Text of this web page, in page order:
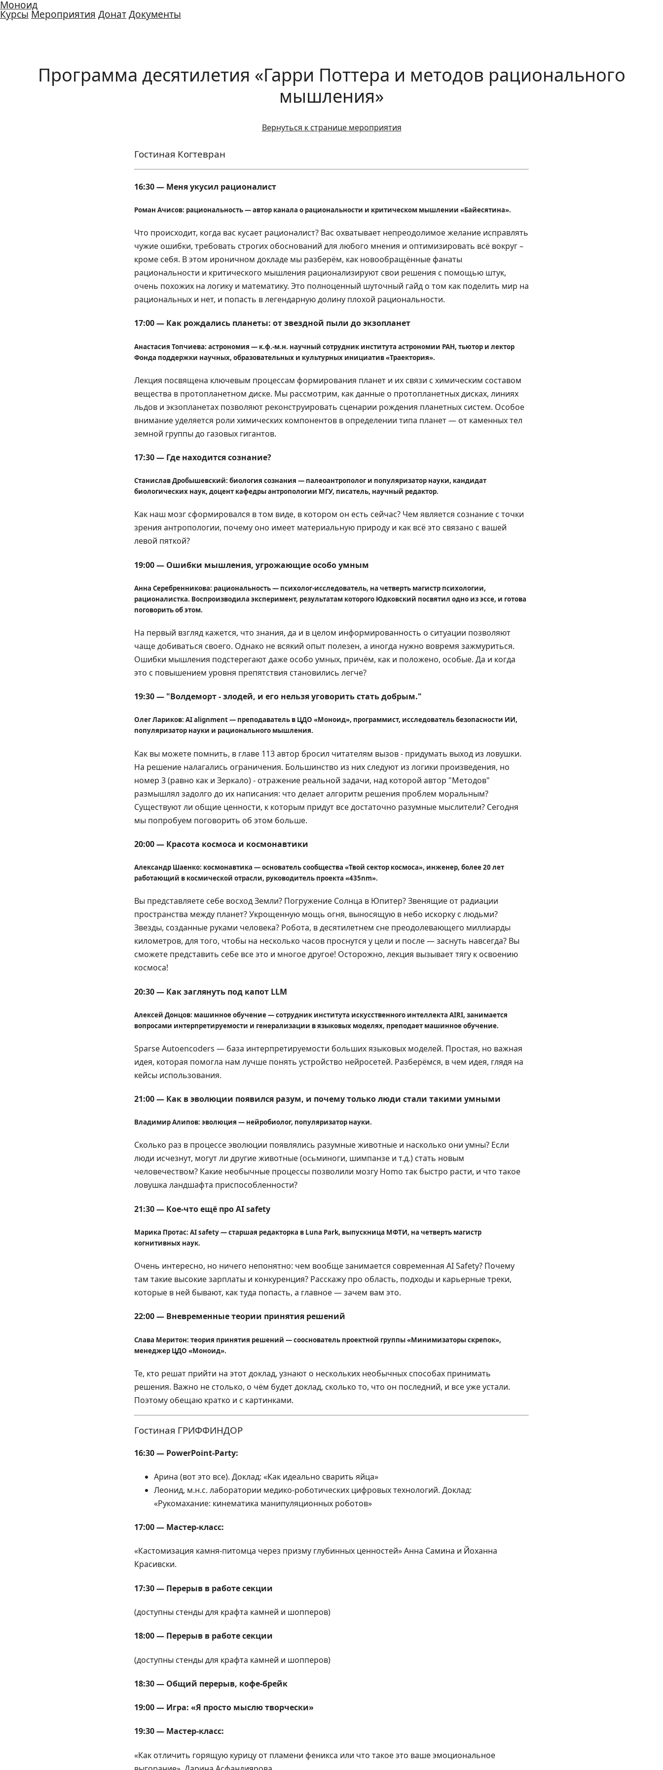
Моноид
Курсы Мероприятия ДонатДокументы
Программа десятилетия «Гарри Поттера и методов рационального
мышления»
Вернуться к странице мероприятия
Гостиная Когтевран
16:30 — Меня укусил рационалист
Роман Ачисов: рациональность — автор канала о рациональности и критическом мышлении «Байесятина».
Что происходит, когда вас кусает рационалист? Вас охватывает непреодолимое желание исправлять
чужие ошибки, требовать строгих обоснований для любого мнения и оптимизировать всё вокруг –
кроме себя. В этом ироничном докладе мы разберём, как новообращённые фанаты
рациональности и критического мышления рационализируют свои решения с помощью штук,
очень похожих на логику и математику. Это полноценный шуточный гайд о том как поделить мир на
рациональных и нет, и попасть в легендарную долину плохой рациональности.
17:00 — Как рождались планеты: от звездной пыли до экзопланет
Анастасия Топчиева: астрономия — к.ф.-м.н. научный сотрудник института астрономии РАН, тьютор и лектор
Фонда поддержки научных, образовательных и культурных инициатив «Траектория».
Лекция посвящена ключевым процессам формирования планет и их связи с химическим составом
вещества в протопланетном диске. Мы рассмотрим, как данные о протопланетных дисках, линиях
льдов и экзопланетах позволяют реконструировать сценарии рождения планетных систем. Особое
внимание уделяется роли химических компонентов в определении типа планет — от каменных тел
земной группы до газовых гигантов.
17:30 — Где находится сознание?
Станислав Дробышевский: биология сознания — палеоантрополог и популяризатор науки, кандидат
биологических наук, доцент кафедры антропологии МГУ, писатель, научный редактор.
Как наш мозг сформировался в том виде, в котором он есть сейчас? Чем является сознание с точки
зрения антропологии, почему оно имеет материальную природу и как всё это связано с вашей
левой пяткой?
19:00 — Ошибки мышления, угрожающие особо умным
Анна Серебренникова: рациональность — психолог-исследователь, на четверть магистр психологии,
рационалистка. Воспроизводила эксперимент, результатам которого Юдковский посвятил одно из эссе, и готова
поговорить об этом.
На первый взгляд кажется, что знания, да и в целом информированность о ситуации позволяют
чаще добиваться своего. Однако не всякий опыт полезен, а иногда нужно вовремя зажмуриться.
Ошибки мышления подстерегают даже особо умных, причём, как и положено, особые. Да и когда
это с повышением уровня препятствия становились легче?
19:30 — "Волдеморт - злодей, и его нельзя уговорить стать добрым."
Олег Лариков: AI alignment — преподаватель в ЦДО «Моноид», программист, исследователь безопасности ИИ,
популяризатор науки и рационального мышления.
Как вы можете помнить, в главе 113 автор бросил читателям вызов - придумать выход из ловушки.
На решение налагались ограничения. Большинство из них следуют из логики произведения, но
номер 3 (равно как и Зеркало) - отражение реальной задачи, над которой автор "Методов"
размышлял задолго до их написания: что делает алгоритм решения проблем моральным?
Существуют ли общие ценности, к которым придут все достаточно разумные мыслители? Сегодня
мы попробуем поговорить об этом больше.
20:00 — Красота космоса и космонавтики
Александр Шаенко: космонавтика — основатель сообщества «Твой сектор космоса», инженер, более 20 лет
работающий в космической отрасли, руководитель проекта «435nm».
Вы представляете себе восход Земли? Погружение Солнца в Юпитер? Звенящие от радиации
пространства между планет? Укрощенную мощь огня, выносящую в небо искорку с людьми?
Звезды, созданные руками человека? Робота, в десятилетнем сне преодолевающего миллиарды
километров, для того, чтобы на несколько часов проснутся у цели и после — заснуть навсегда? Вы
сможете представить себе все это и многое другое! Осторожно, лекция вызывает тягу к освоению
космоса!
20:30 — Как заглянуть под капот LLM
Алексей Донцов: машинное обучение — сотрудник института искусственного интеллекта AIRI, занимается
вопросами интерпретируемости и генерализации в языковых моделях, преподает машинное обучение.
Sparse Autoencoders — база интерпретируемости больших языковых моделей. Простая, но важная
идея, которая помогла нам лучше понять устройство нейросетей. Разберёмся, в чем идея, глядя на
кейсы использования.
21:00 — Как в эволюции появился разум, и почему только люди стали такими умными
Владимир Алипов: эволюция — нейробиолог, популяризатор науки.
Сколько раз в процессе эволюции появлялись разумные животные и насколько они умны? Если
люди исчезнут, могут ли другие животные (осьминоги, шимпанзе и т.д.) стать новым
человечеством? Какие необычные процессы позволили мозгу Homo так быстро расти, и что такое
ловушка ландшафта приспособленности?
21:30 — Кое-что ещё про AI safety
Марика Протас: AI safety — старшая редакторка в Luna Park, выпускница МФТИ, на четверть магистр
когнитивных наук.
Очень интересно, но ничего непонятно: чем вообще занимается современная AI Safety? Почему
там такие высокие зарплаты и конкуренция? Расскажу про область, подходы и карьерные треки,
которые в ней бывают, как туда попасть, а главное — зачем вам это.
22:00 — Вневременные теории принятия решений
Слава Меритон: теория принятия решений — сооснователь проектной группы «Минимизаторы скрепок»,
менеджер ЦДО «Моноид».
Те, кто решат прийти на этот доклад, узнают о нескольких необычных способах принимать
решения. Важно не столько, о чём будет доклад, сколько то, что он последний, и все уже устали.
Поэтому обещаю кратко и с картинками.
Гостиная ГРИФФИНДОР
16:30 — PowerPoint-Party:
Арина (вот это все). Доклад: «Как идеально сварить яйца»
Леонид, м.н.с. лаборатории медико-роботических цифровых технологий. Доклад:
«Рукомахание: кинематика манипуляционных роботов»
17:00 — Мастер-класс:
«Кастомизация камня-питомца через призму глубинных ценностей» Анна Самина и Йоханна
Красивски.
17:30 — Перерыв в работе секции
(доступны стенды для крафта камней и шопперов)
18:00 — Перерыв в работе секции
(доступны стенды для крафта камней и шопперов)
18:30 — Общий перерыв, кофе-брейк
19:00 — Игра: «Я просто мыслю творчески»
19:30 — Мастер-класс:
«Как отличить горящую курицу от пламени феникса или что такое это ваше эмоциональное